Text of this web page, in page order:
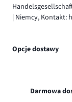
| Niemcy,
Opcje dostawy
Darmowa